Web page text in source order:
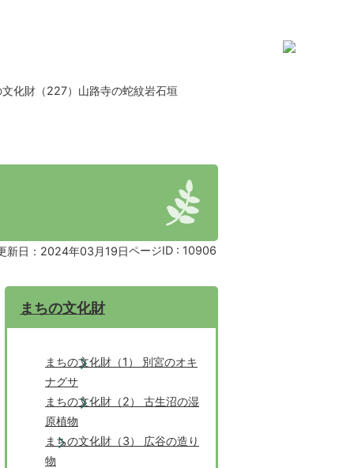
化財（227）山路寺の蛇紋岩石垣
新日：2024年03月19日ページID : 10906
まちの文化財
まちの文化財（1） 別宮のオキ
ナグサ
まちの文化財（2） 古生沼の湿
原植物
まちの文化財（3） 広谷の造り
物